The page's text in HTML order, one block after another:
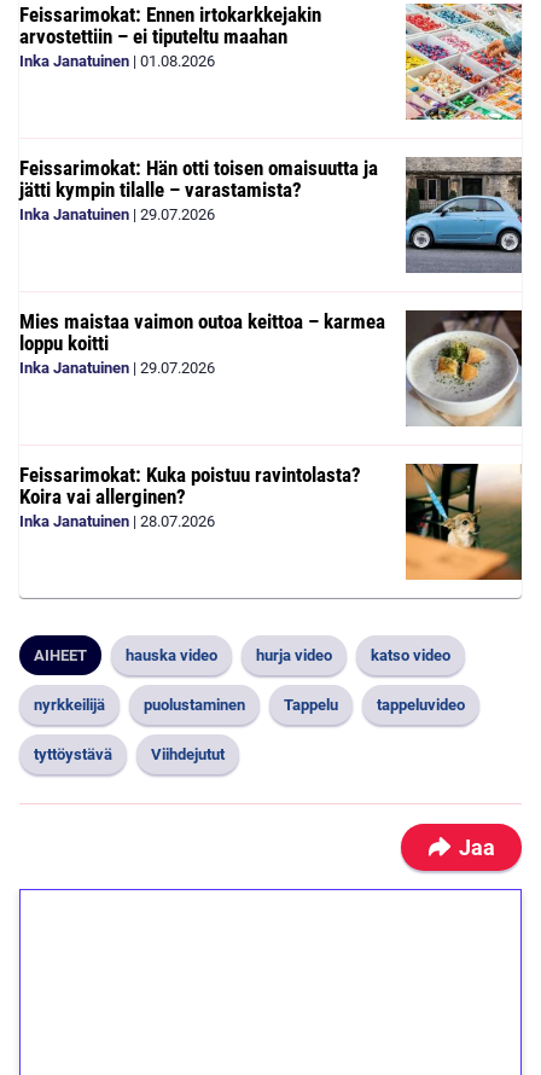
Feissarimokat: Ennen irtokarkkejakin
arvostettiin – ei tiputeltu maahan
Inka Janatuinen | 01.08.2026
Feissarimokat: Hän otti toisen omaisuutta ja
jätti kympin tilalle – varastamista?
Inka Janatuinen | 29.07.2026
Mies maistaa vaimon outoa keittoa – karmea
loppu koitti
Inka Janatuinen | 29.07.2026
Feissarimokat: Kuka poistuu ravintolasta?
Koira vai allerginen?
Inka Janatuinen | 28.07.2026
AIHEET hauska video hurja video katso video
nyrkkeilijä puolustaminen Tappelu tappeluvideo
tyttöystävä Viihdejutut
Jaa